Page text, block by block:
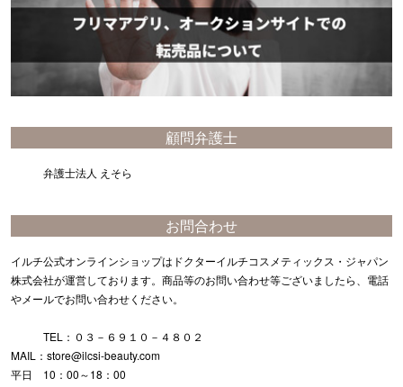
顧問弁護士
弁護士法人 えそら
お問合わせ
イルチ公式オンラインショップはドクターイルチコスメティックス・ジャパン
株式会社が運営しております。商品等のお問い合わせ等ございましたら、電話
やメールでお問い合わせください。
TEL：０３－６９１０－４８０２
MAIL：store@ilcsi-beauty.com
平日 10：00～18：00